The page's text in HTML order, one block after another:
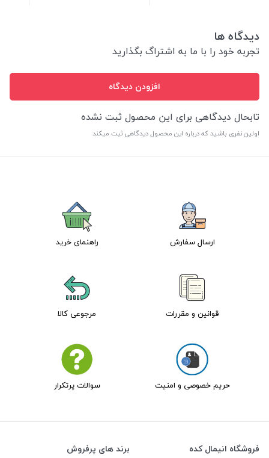
دیدگاه ها
تجربه خود را با ما به اشتراگ بگذارید
افزودن دیدگاه
تابحال دیدگاهی برای این محصول ثبت نشده
اولین نفری باشید که درباره این محصول دیدگاهی ثبت میکند
ارسال سفارش راهنمای خرید
قوانین و مقررات مرجوعی کالا
حریم خصوصی و امنیت سوالات پرتکرار
فروشگاه انیمال کده برند های پرفروش